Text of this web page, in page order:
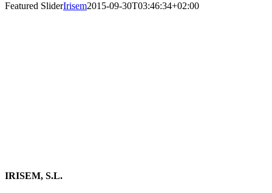
Featured SliderIrisem2015-09-30T03:46:34+02:00
IRISEM, S.L.